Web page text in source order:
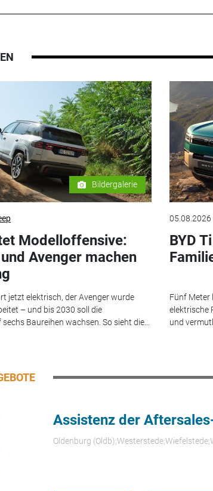
Bildergalerie
Modelloffensive:
Avenger machen
jetzt elektrisch, der Avenger wurde
– und bis 2030 soll die
Baureihen wachsen. So sieht die...
05.08.2026
BYD
Fünf Meter
elektrische
und
Assistenz der
Oldenburg